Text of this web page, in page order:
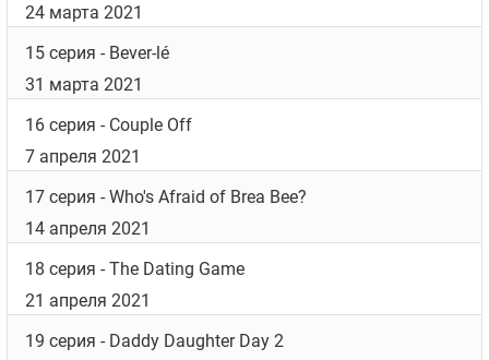
24 марта 2021
15 серия - Bever-lé
31 марта 2021
16 серия - Couple Off
7 апреля 2021
17 серия - Who's Afraid of Brea Bee?
14 апреля 2021
18 серия - The Dating Game
21 апреля 2021
19 серия - Daddy Daughter Day 2